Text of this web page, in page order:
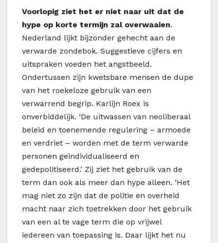
Voorlopig ziet het er niet naar uit dat de
hype op korte termijn zal overwaaien.
Nederland lijkt bijzonder gehecht aan de
verwarde zondebok. Suggestieve cijfers en
uitspraken voeden het angstbeeld.
Ondertussen zijn kwetsbare mensen de dupe
van het roekeloze gebruik van een
verwarrend begrip. Karlijn Roex is
onverbiddelijk. ‘De uitwassen van neoliberaal
beleid en toenemende regulering – armoede
en verdriet – worden met de term verwarde
personen geïndividualiseerd en
gedepolitiseerd.’ Zij ziet het gebruik van de
term dan ook als meer dan hype alleen. ‘Het
mag niet zo zijn dat de politie en overheid
macht naar zich toetrekken door het gebruik
van een al te vage term die op vrijwel
iedereen van toepassing is. Daar lijkt het nu